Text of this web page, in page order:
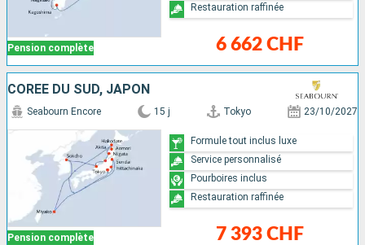
Pension complète 6 662 CHF
Restauration raffinée
CORÉE DU SUD, JAPON
Pension complète
Seabourn Encore 15 j Tokyo 23/10/2027
7 393 CHF
Formule tout inclus luxe
Service personnalisé
Pourboires inclus
Restauration raffinée